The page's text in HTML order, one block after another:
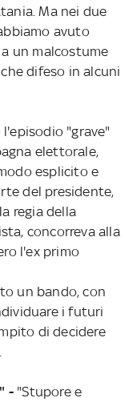
Ma nei due
avuto
un malcostume
difeso in alcuni
"grave"
elettorale,
esplicito e
del presidente,
regia della
concorreva alla
l'ex primo
un bando, con
i futuri
di decidere
-"Stupore e